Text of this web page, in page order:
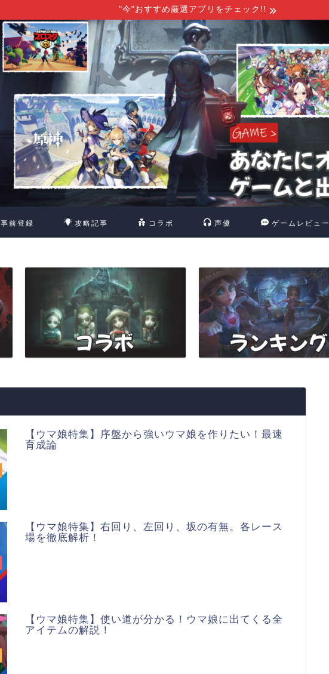
"今"おすすめ厳選アプリをチェック!!
事前登録 攻略記事 コラボ 声優 ゲームレビュー
【ウマ娘特集】序盤から強いウマ娘を作りたい！最速
育成論
【ウマ娘特集】右回り、左回り、坂の有無。各レース
場を徹底解析！
【ウマ娘特集】使い道が分かる！ウマ娘に出てくる全
アイテムの解説！